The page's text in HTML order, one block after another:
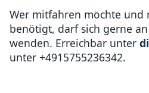
Wer mitfahren möchte und
benötigt, darf sich gerne
wenden. Erreichbar unter
unter +4915755236342.